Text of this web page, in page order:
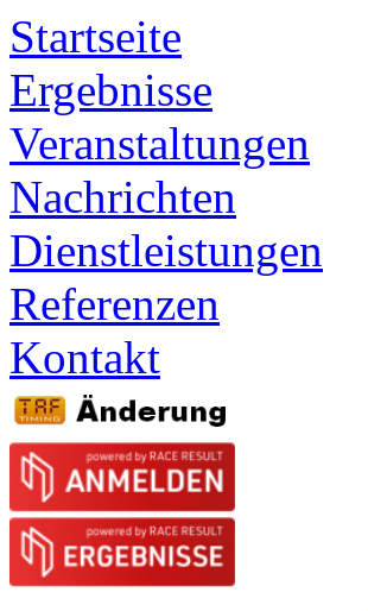
Startseite
Ergebnisse
Veranstaltungen
Nachrichten
Dienstleistungen
Referenzen
Kontakt